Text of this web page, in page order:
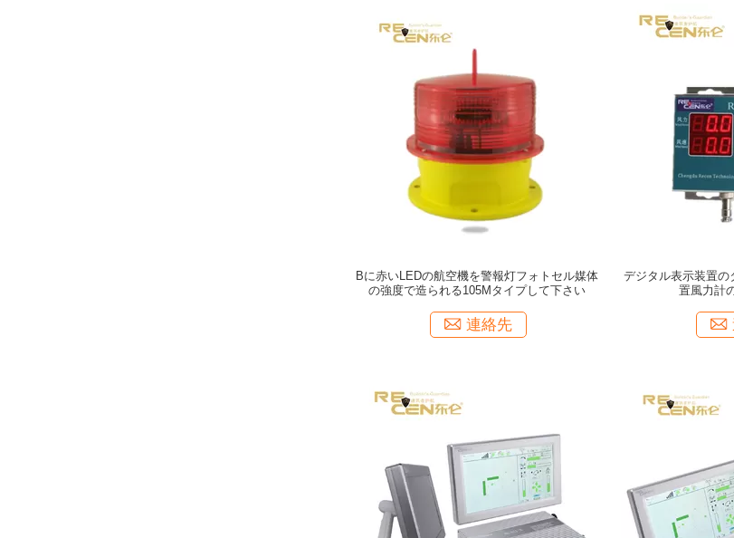
Bに赤いLEDの航空機を警報灯フォトセル媒体
の強度で造られる105Mタイプして下さい
連絡先
デジタル表示装置の
置風力計